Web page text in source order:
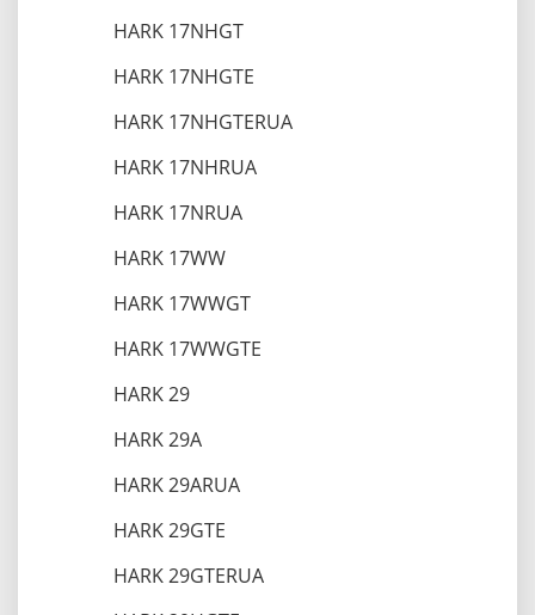
HARK 17NHGT
HARK 17NHGTE
HARK 17NHGTERUA
HARK 17NHRUA
HARK 17NRUA
HARK 17WW
HARK 17WWGT
HARK 17WWGTE
HARK 29
HARK 29A
HARK 29ARUA
HARK 29GTE
HARK 29GTERUA